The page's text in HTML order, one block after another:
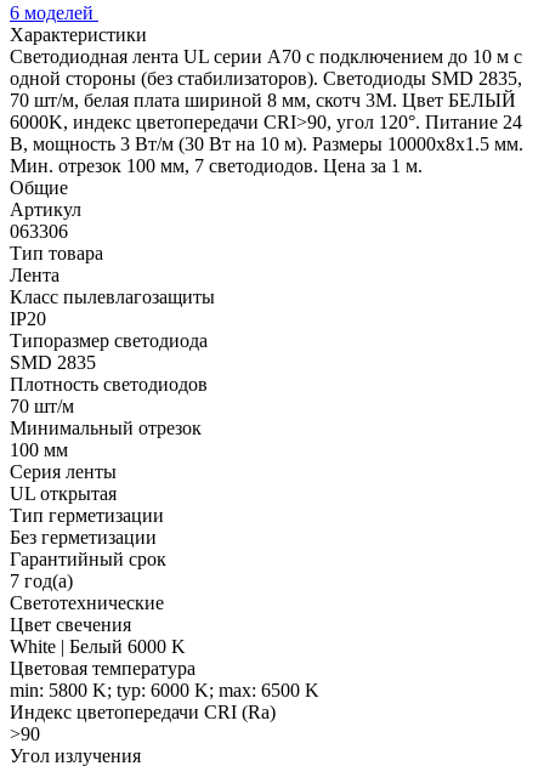
6 моделей
Характеристики
Светодиодная лента UL серии A70 с подключением до 10 м с
одной стороны (без стабилизаторов). Светодиоды SMD 2835,
70 шт/м, белая плата шириной 8 мм, скотч 3M. Цвет БЕЛЫЙ
6000K, индекс цветопередачи CRI>90, угол 120°. Питание 24
В, мощность 3 Вт/м (30 Вт на 10 м). Размеры 10000x8x1.5 мм.
Мин. отрезок 100 мм, 7 светодиодов. Цена за 1 м.
Общие
Артикул
063306
Тип товара
Лента
Класс пылевлагозащиты
IP20
Типоразмер светодиода
SMD 2835
Плотность светодиодов
70 шт/м
Минимальный отрезок
100 мм
Серия ленты
UL открытая
Тип герметизации
Без герметизации
Гарантийный срок
7 год(а)
Светотехнические
Цвет свечения
White | Белый 6000 K
Цветовая температура
min: 5800 K; typ: 6000 K; max: 6500 K
Индекс цветопередачи CRI (Ra)
>90
Угол излучения